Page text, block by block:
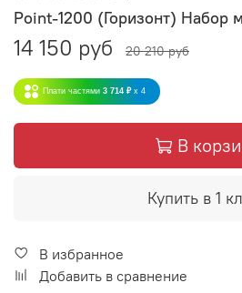
Point-1200 (Горизонт) Набор
14 150 руб 20 210 руб
Плати частями 3 714 ₽ x 4
В
Купить в 1
В избранное
Добавить в сравнение